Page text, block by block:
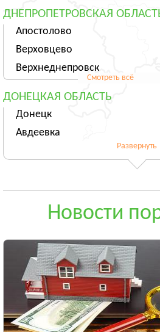
ДНЕПРОПЕТРОВСКАЯ
Апостолово
Верховцево
Верхнеднепровск
Смотреть всё
ДОНЕЦКАЯ ОБЛАСТЬ
Донецк
Авдеевка
Смотреть всё
Андрушёвка
Смотреть всё
ЗАКАРПАТСКАЯ ОБЛАСТЬ
Ужгород
Чоп
Берегово
Смотреть всё
Развернуть
Новости